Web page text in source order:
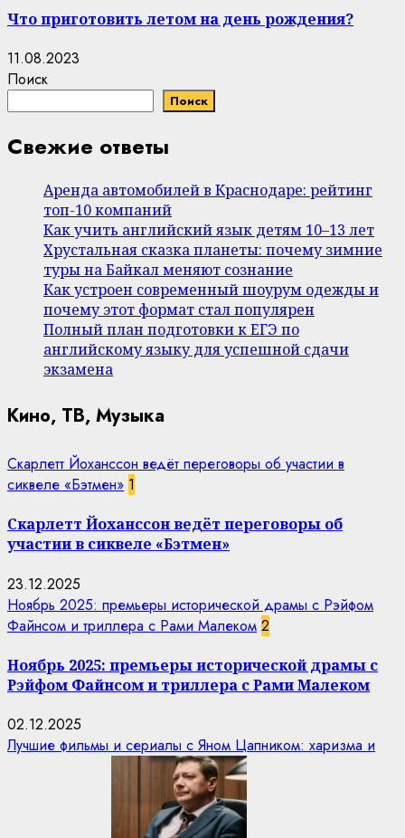
Что приготовить летом на день рождения?
11.08.2023
Поиск
Поиск
Свежие ответы
Аренда автомобилей в Краснодаре: рейтинг
топ-10 компаний
Как учить английский язык детям 10–13 лет
Хрустальная сказка планеты: почему зимние
туры на Байкал меняют сознание
Как устроен современный шоурум одежды и
почему этот формат стал популярен
Полный план подготовки к ЕГЭ по
английскому языку для успешной сдачи
экзамена
Кино, ТВ, Музыка
Скарлетт Йоханссон ведёт переговоры об участии в
сиквеле «Бэтмен» 1
Скарлетт Йоханссон ведёт переговоры об
участии в сиквеле «Бэтмен»
23.12.2025
Ноябрь 2025: премьеры исторической драмы с Рэйфом
Файнсом и триллера с Рами Малеком 2
Ноябрь 2025: премьеры исторической драмы с
Рэйфом Файнсом и триллера с Рами Малеком
02.12.2025
Лучшие фильмы и сериалы с Яном Цапником: харизма и